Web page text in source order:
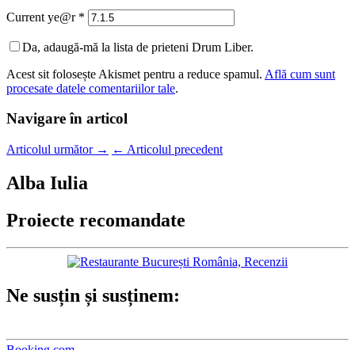
Current ye@r *
Da, adaugă-mă la lista de prieteni Drum Liber.
Acest sit folosește Akismet pentru a reduce spamul. Află cum sunt
procesate datele comentariilor tale.
Navigare în articol
Articolul următor → ← Articolul precedent
Alba Iulia
Proiecte recomandate
Ne susțin și susținem: